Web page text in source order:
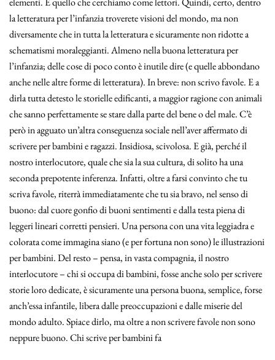
la letteratura per l’infanzia troverete visioni del mondo, ma non
diversamente che in tutta la letteratura e sicuramente non ridotte a
schematismi moraleggianti. Almeno nella buona letteratura per
l’infanzia; delle cose di poco conto è inutile dire (e quelle abbondano
anche nelle altre forme di letteratura). In breve: non scrivo favole. E a
dirla tutta detesto le storielle edificanti, a maggior ragione con animali
che sanno perfettamente se stare dalla parte del bene o del male. C’è
però in agguato un’altra conseguenza sociale nell’aver affermato di
scrivere per bambini e ragazzi. Insidiosa, scivolosa. E già, perché il
nostro interlocutore, quale che sia la sua cultura, di solito ha una
seconda prepotente inferenza. Infatti, oltre a farsi convinto che tu
scriva favole, riterrà immediatamente che tu sia bravo, nel senso di
buono: dal cuore gonfio di buoni sentimenti e dalla testa piena di
leggeri lineari corretti pensieri. Una persona con una vita leggiadra e
colorata come immagina siano (e per fortuna non sono) le illustrazioni
per bambini. Del resto – pensa, in vasta compagnia, il nostro
interlocutore – chi si occupa di bambini, fosse anche solo per scrivere
storie loro dedicate, è sicuramente una persona buona, semplice, forse
anch’essa infantile, libera dalle preoccupazioni e dalle miserie del
mondo adulto. Spiace dirlo, ma oltre a non scrivere favole non sono
neppure buono. Chi scrive per bambini fa